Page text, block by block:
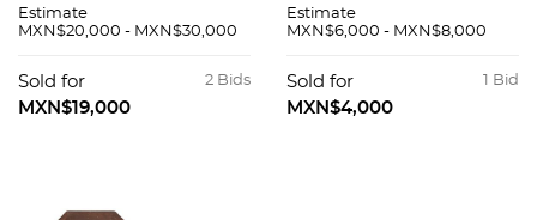
en mujeres, 1971.
114/200, en tubo.
54x40.5cm imagen/
Estimate
MXN$20,000 - MXN$30,000
2 Bids
Sold for
MXN$19,000
Grabado al
32 cm imagen / 40 x
47 cm papel
Estimate
MXN$6,000 - MXN$8,000
1 Bid
Sold for
MXN$4,000